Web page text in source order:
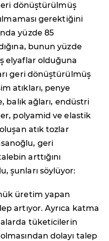
dönüştürülmüş
gerektiğini
yüzde 85
bunun yüzde
elyaflar olduğuna
geri dönüştürülmüş
atıkları, penye
balık ağları, endüstri
polyamid ve elastik
atık tozlar
geri
arttığını
şunları söylüyor:
üretim yapan
artıyor. Ayrıca katma
tüketicilerin
dolayı talep